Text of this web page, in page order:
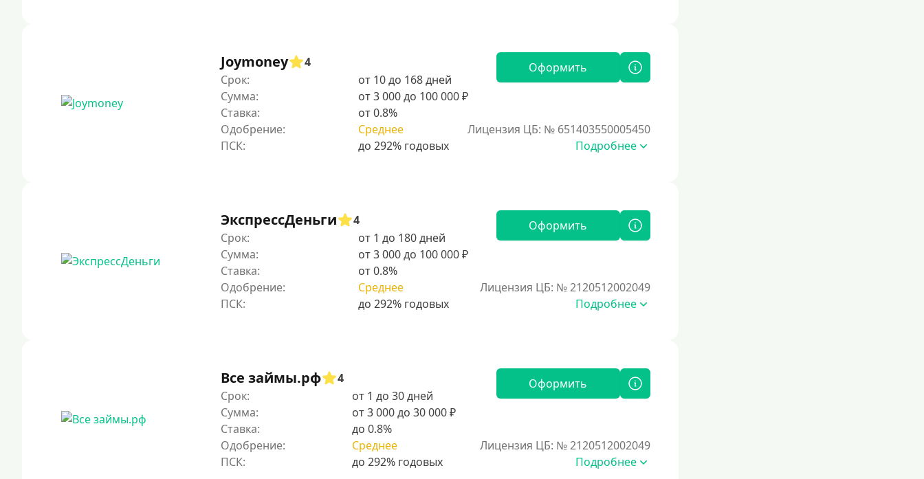
Joymoney
4
Срок:
от 10 до 168 дней
Сумма:
от 3 000 до 100 000 ₽
Ставка:
от 0.8%
Одобрение:
Среднее
Оформить
Лицензия ЦБ: № 651403550005450
Подробнее
ЭкспрессДеньги
4
Срок:
от 1 до 180 дней
Сумма:
от 3 000 до 100 000 ₽
Ставка:
от 0.8%
Одобрение:
Среднее
Оформить
Лицензия ЦБ: № 2120512002049
Подробнее
Все займы.рф
4
Срок:
от 1 до 30 дней
Сумма:
от 3 000 до 30 000 ₽
Ставка:
до 0.8%
Одобрение:
Среднее
Оформить
Лицензия ЦБ: № 2120512002049
Подробнее